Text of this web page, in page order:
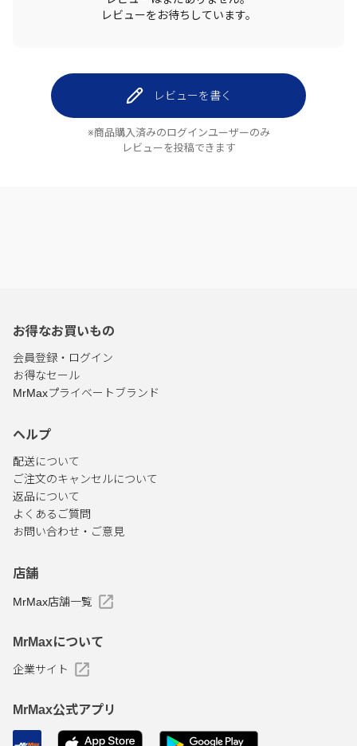
レビューをお待ちしています。
レビューを書く
※商品購入済みのログインユーザーのみ
レビューを投稿できます
お得なお買いもの
会員登録・ログイン
お得なセール
MrMaxプライベートブランド
ヘルプ
配送について
ご注文のキャンセルについて
返品について
よくあるご質問
お問い合わせ・ご意見
店舗
MrMax店舗一覧
MrMaxについて
企業サイト
MrMax公式アプリ